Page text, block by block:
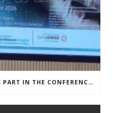
NUNILO CREMADES TOOK PART IN THE CONFERENCE ENTITLED UNDERSTANDING PARKINSON’S. ADVANCES AND NEW PERSPECTIVES’.